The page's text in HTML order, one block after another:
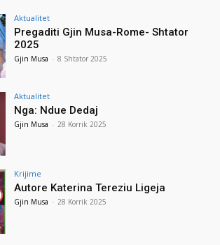
Aktualitet
Pregaditi Gjin Musa-Rome- Shtator
2025
Gjin Musa - 8 Shtator 2025
Aktualitet
Nga: Ndue Dedaj
Gjin Musa - 28 Korrik 2025
Krijime
Autore Katerina Tereziu Ligeja
Gjin Musa - 28 Korrik 2025